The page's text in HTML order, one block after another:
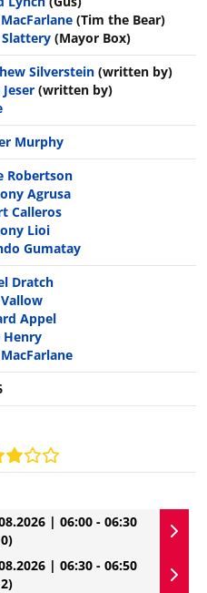
(Tim the Bear)
Slattery (Mayor Box)
Silverstein (written by)
Jeser (written by)
Murphy
Robertson
Agrusa
Calleros
Lioi
Gumatay
Dratch
Appel
Henry
| 06:00 - 06:30
| 06:30 - 06:50